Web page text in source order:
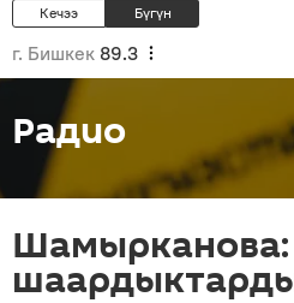
Кечээ Бүгүн
г. Бишкек 89.3
Радио
Шамырканова: